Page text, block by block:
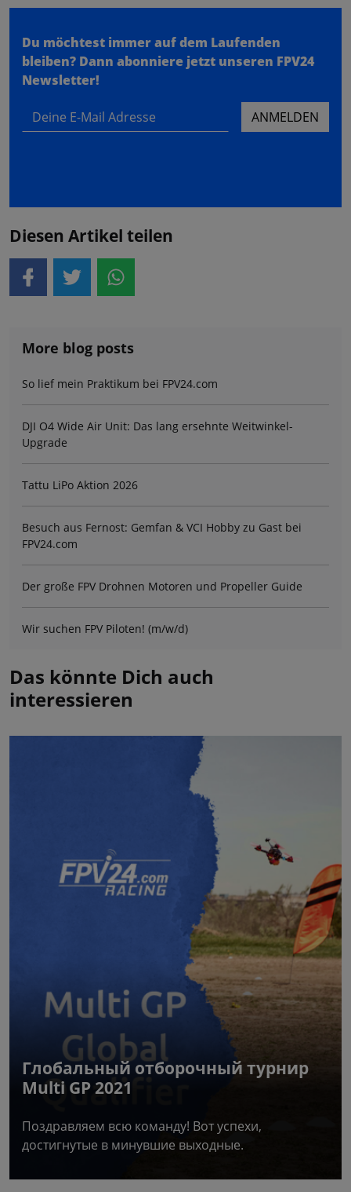
Du möchtest immer auf dem Laufenden
bleiben? Dann abonniere jetzt unseren FPV24
Newsletter!
Deine E-Mail Adresse
ANMELDEN
Diesen Artikel teilen
More blog posts
So lief mein Praktikum bei FPV24.com
DJI O4 Wide Air Unit: Das lang ersehnte Weitwinkel-
Upgrade
Tattu LiPo Aktion 2026
Besuch aus Fernost: Gemfan & VCI Hobby zu Gast bei
FPV24.com
Der große FPV Drohnen Motoren und Propeller Guide
Wir suchen FPV Piloten! (m/w/d)
Das könnte Dich auch
interessieren
Глобальный отборочный турнир
Multi GP 2021
Поздравляем всю команду! Вот успехи,
достигнутые в минувшие выходные.